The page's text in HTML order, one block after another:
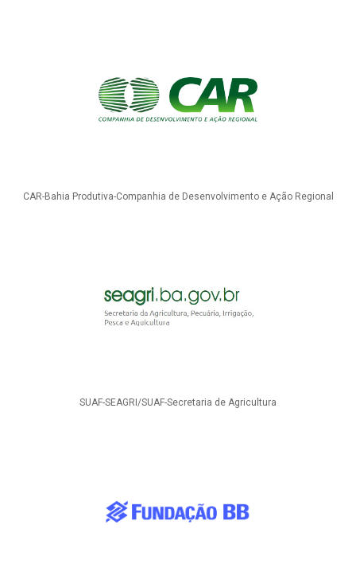
CAR-Bahia Produtiva-Companhia de Desenvolvimento e Ação Regional
SUAF-SEAGRI/SUAF-Secretaria de Agricultura